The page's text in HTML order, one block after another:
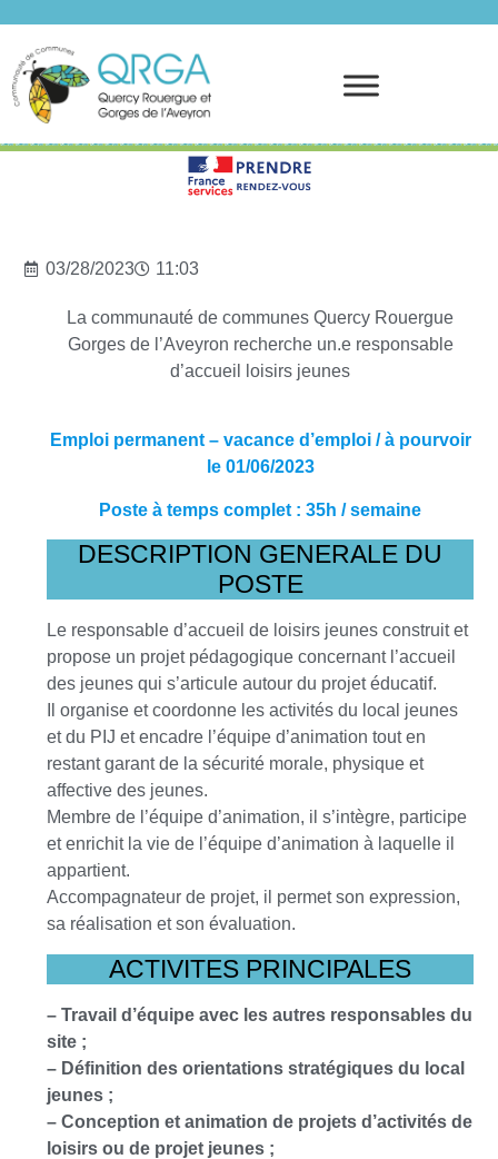
03/28/2023 11:03
La communauté de communes Quercy Rouergue
Gorges de l’Aveyron recherche un.e responsable
d’accueil loisirs jeunes
Emploi permanent – vacance d’emploi / à pourvoir
le 01/06/2023
Poste à temps complet : 35h / semaine
DESCRIPTION GENERALE DU
POSTE
Le responsable d’accueil de loisirs jeunes construit et
propose un projet pédagogique concernant l’accueil
des jeunes qui s’articule autour du projet éducatif.
Il organise et coordonne les activités du local jeunes
et du PIJ et encadre l’équipe d’animation tout en
restant garant de la sécurité morale, physique et
affective des jeunes.
Membre de l’équipe d’animation, il s’intègre, participe
et enrichit la vie de l’équipe d’animation à laquelle il
appartient.
Accompagnateur de projet, il permet son expression,
sa réalisation et son évaluation.
ACTIVITES PRINCIPALES
– Travail d’équipe avec les autres responsables du
site ;
– Définition des orientations stratégiques du local
jeunes ;
– Conception et animation de projets d’activités de
loisirs ou de projet jeunes ;